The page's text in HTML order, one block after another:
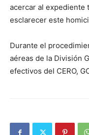
acercar al expediente
esclarecer este
Durante el
aéreas de la División
efectivos del CERO,